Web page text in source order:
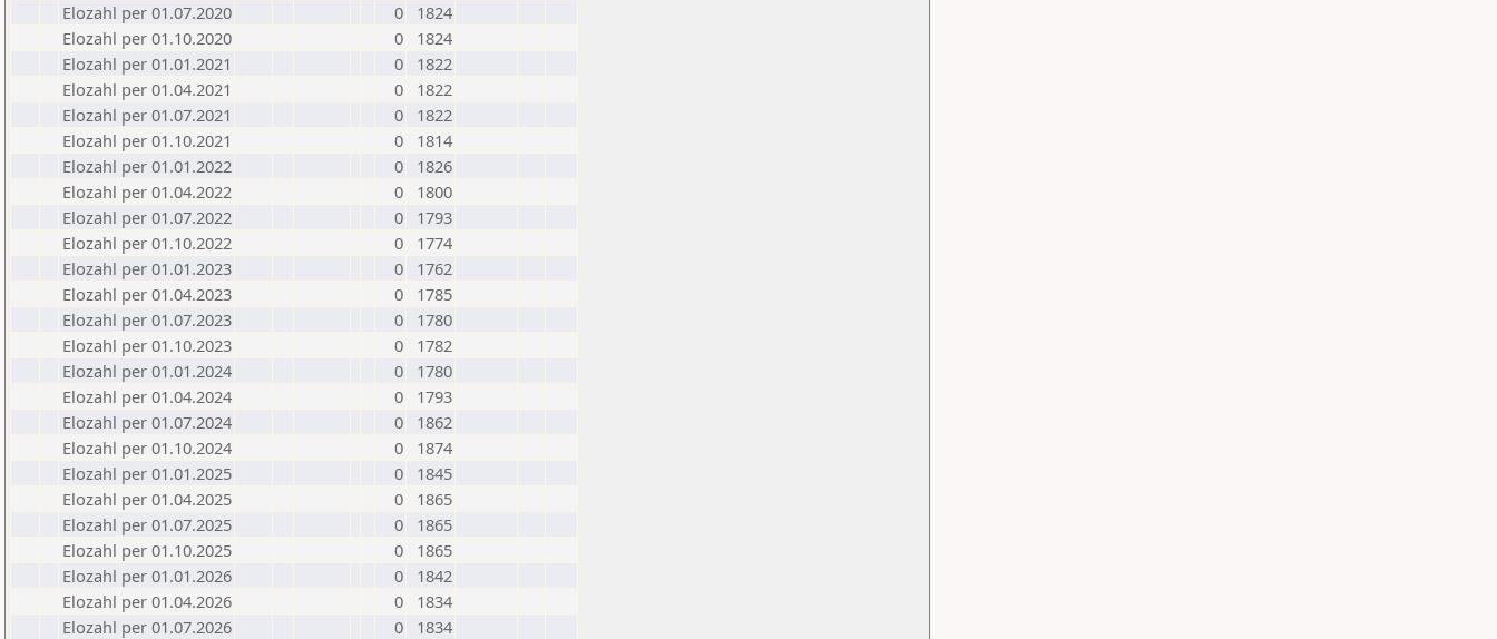
Elozahl per 01.07.2020
0
1824
Elozahl per 01.10.2020
0
1824
Elozahl per 01.01.2021
0
1822
Elozahl per 01.04.2021
0
1822
Elozahl per 01.07.2021
0
1822
Elozahl per 01.10.2021
0
1814
Elozahl per 01.01.2022
0
1826
Elozahl per 01.04.2022
0
1800
Elozahl per 01.07.2022
0
1793
Elozahl per 01.10.2022
0
1774
Elozahl per 01.01.2023
0
1762
Elozahl per 01.04.2023
0
1785
Elozahl per 01.07.2023
0
1780
Elozahl per 01.10.2023
0
1782
Elozahl per 01.01.2024
0
1780
Elozahl per 01.04.2024
0
1793
Elozahl per 01.07.2024
0
1862
Elozahl per 01.10.2024
0
1874
Elozahl per 01.01.2025
0
1845
Elozahl per 01.04.2025
0
1865
Elozahl per 01.07.2025
0
1865
Elozahl per 01.10.2025
0
1865
Elozahl per 01.01.2026
0
1842
Elozahl per 01.04.2026
0
1834
Elozahl per 01.07.2026
0 1834